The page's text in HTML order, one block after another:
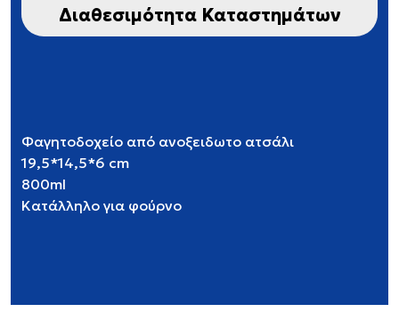
Διαθεσιμότητα Καταστημάτων
Φαγητοδοχείο από ανοξειδωτο ατσάλι
19,5*14,5*6 cm
800ml
Κατάλληλο για φούρνο